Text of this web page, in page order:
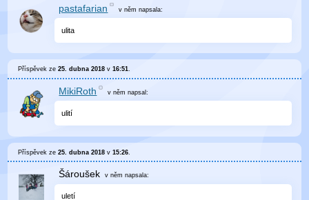
pastafarian v němnapsala:
ulita
Příspěvek ze25. dubna 2018 v16:51.
MikiRoth v němnapsal:
ulití
Příspěvek ze25. dubna 2018 v15:26
Šároušek v něm napsala:
uletí